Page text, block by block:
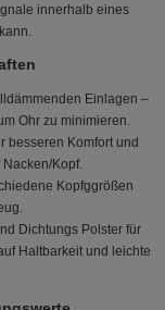
innerhalb eines
Einlagen –
Ohr zu minimieren.
besseren Komfort und
Kopf.
Kopfggrößen
Dichtungs Polster für
Haltbarkeit und leichte